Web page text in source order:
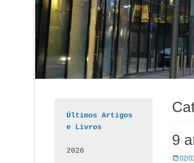
9
Posted
02/
Últimos Artigos
e Livros
2026